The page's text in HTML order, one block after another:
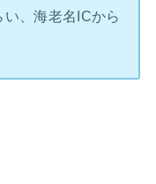
、海老名ICから